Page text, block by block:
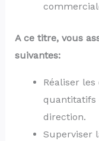
A ce titre, vous
suivantes:
Réaliser
quantitatifs
direction.
Superviser